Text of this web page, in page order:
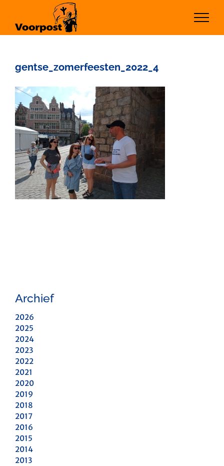
inhoud
gentse_zomerfeesten_2022_4
Archief
2026
2025
2024
2023
2022
2021
2020
2019
2018
2017
2016
2015
2014
2013